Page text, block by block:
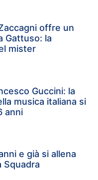
offre un
Gattuso: la
mister
Guccini: la
musica italiana si
anni
e già si allena
Squadra